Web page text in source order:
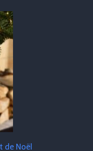
de Noël